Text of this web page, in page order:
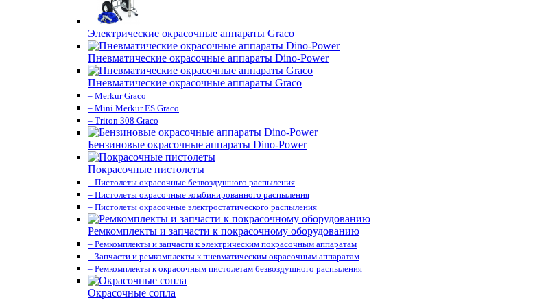
Электрические окрасочные аппараты Graco
Пневматические окрасочные аппараты Dino-Power
Пневматические окрасочные аппараты Graco
– Merkur Graco
– Mini Merkur ES Graco
– Triton 308 Graco
Бензиновые окрасочные аппараты Dino-Power
Покрасочные пистолеты
– Пистолеты окрасочные безвоздушного распыления
– Пистолеты окрасочные комбинированного распыления
– Пистолеты окрасочные электростатического распыления
Ремкомплекты и запчасти к покрасочному оборудованию
– Ремкомплекты и запчасти к электрическим покрасочным аппаратам
– Запчасти и ремкомплекты к пневматическим окрасочным аппаратам
– Ремкомплекты к окрасочным пистолетам безвоздушного распыления
Окрасочные сопла